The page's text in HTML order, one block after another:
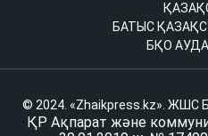
БАТЫС
БҚО
© 2024. «Zhaikpress.kz». ЖШС
ҚР Ақпарат және